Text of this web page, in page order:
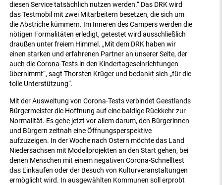
diesen Service tatsächlich nutzen werden.“ Das DRK wird
das Testmobil mit zwei Mitarbeitern besetzen, die sich um
die Abstriche kümmern. Im Inneren des Campers werden die
nötigen Formalitäten erledigt, getestet wird ausschließlich
draußen unter freiem Himmel. „Mit dem DRK haben wir
einen starken und erfahrenen Partner an unserer Seite, der
auch die Corona-Tests in den Kindertageseinrichtungen
übernimmt“, sagt Thorsten Krüger und bedankt sich „für die
tolle Unterstützung“.
Mit der Ausweitung von Corona-Tests verbindet Geestlands
Bürgermeister die Hoffnung auf eine baldige Rückkehr zur
Normalität. Es gehe jetzt vor allem darum, den Bürgerinnen
und Bürgern zeitnah eine Öffnungsperspektive
aufzuzeigen. In der Woche nach Ostern möchte das Land
Niedersachsen mit Modellprojekten an den Start gehen, bei
denen Menschen mit einem negativen Corona-Schnelltest
das Einkaufen oder der Besuch von Kulturveranstaltungen
ermöglicht wird. In ausgewählten Kommunen soll erprobt